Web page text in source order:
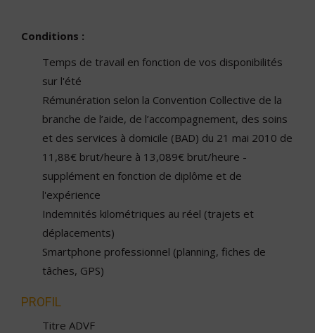
Conditions :
Temps de travail en fonction de vos disponibilités
sur l'été
Rémunération selon la Convention Collective de la
branche de l’aide, de l’accompagnement, des soins
et des services à domicile (BAD) du 21 mai 2010 de
11,88€ brut/heure à 13,089€ brut/heure -
supplément en fonction de diplôme et de
l'expérience
Indemnités kilométriques au réel (trajets et
déplacements)
Smartphone professionnel (planning, fiches de
tâches, GPS)
PROFIL
Titre ADVF